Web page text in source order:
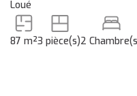
Loué
87 m²3 pièce(s)2